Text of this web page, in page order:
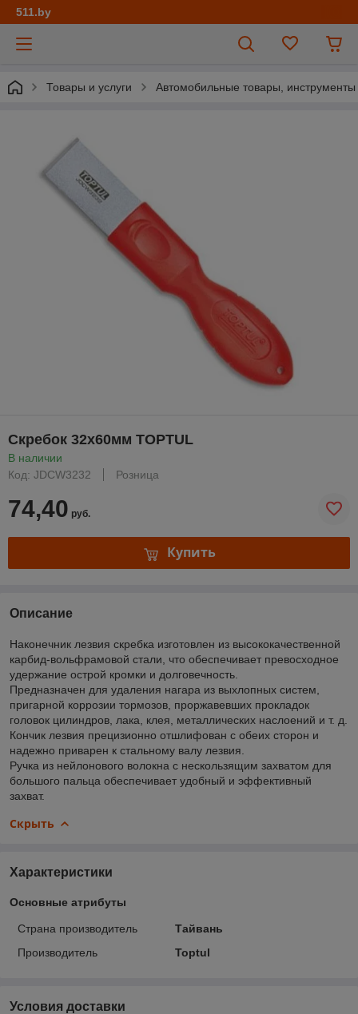
511.by
Товары и услуги Автомобильные товары, инструменты
Скребок 32х60мм TOPTUL
В наличии
Код: JDCW3232
Розница
74,40 руб.
Купить
Описание
Наконечник лезвия скребка изготовлен из высококачественной
карбид-вольфрамовой стали, что обеспечивает превосходное
удержание острой кромки и долговечность.
Предназначен для удаления нагара из выхлопных систем,
пригарной коррозии тормозов, проржавевших прокладок
головок цилиндров, лака, клея, металлических наслоений и т. д.
Кончик лезвия прецизионно отшлифован с обеих сторон и
надежно приварен к стальному валу лезвия.
Ручка из нейлонового волокна с нескользящим захватом для
большого пальца обеспечивает удобный и эффективный
захват.
Скрыть
Характеристики
Основные атрибуты
Страна производитель
Тайвань
Производитель
Toptul
Условия доставки